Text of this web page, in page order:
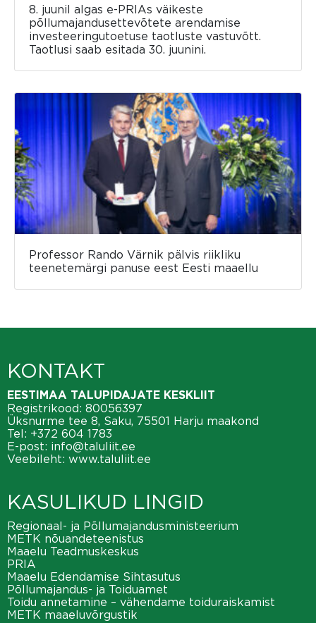
8. juunil algas e-PRIAs väikeste
põllumajandusettevõtete arendamise
investeeringutoetuse taotluste vastuvõtt.
Taotlusi saab esitada 30. juunini.
Professor Rando Värnik pälvis riikliku
teenetemärgi panuse eest Eesti maaellu
KONTAKT
EESTIMAA TALUPIDAJATE KESKLIIT
Registrikood: 80056397
Üksnurme tee 8, Saku, 75501 Harju maakond
Tel: +372 604 1783
E-post: info@taluliit.ee
Veebileht: www.taluliit.ee
KASULIKUD LINGID
Regionaal- ja Põllumajandusministeerium
METK nõuandeteenistus
Maaelu Teadmuskeskus
PRIA
Maaelu Edendamise Sihtasutus
Põllumajandus- ja Toiduamet
Toidu annetamine – vähendame toiduraiskamist
METK maaeluvõrgustik